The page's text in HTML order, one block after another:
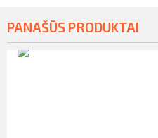
PANAŠŪS PRODUKTAI